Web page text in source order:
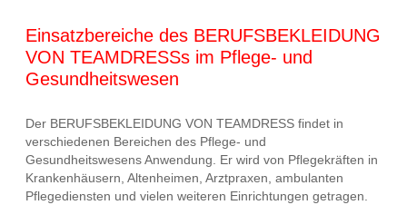
Einsatzbereiche des BERUFSBEKLEIDUNG
VON TEAMDRESSs im Pflege- und
Gesundheitswesen
Der BERUFSBEKLEIDUNG VON TEAMDRESS findet in
verschiedenen Bereichen des Pflege- und
Gesundheitswesens Anwendung. Er wird von Pflegekräften in
Krankenhäusern, Altenheimen, Arztpraxen, ambulanten
Pflegediensten und vielen weiteren Einrichtungen getragen.